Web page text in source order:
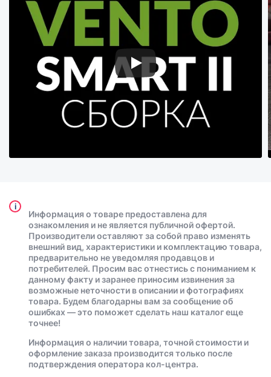
i
Информация о товаре предоставлена для
ознакомления и не является публичной офертой.
Производители оставляют за собой право изменять
внешний вид, характеристики и комплектацию товара,
предварительно не уведомляя продавцов и
потребителей. Просим вас отнестись с пониманием к
данному факту и заранее приносим извинения за
возможные неточности в описании и фотографиях
товара. Будем благодарны вам за сообщение об
ошибках — это поможет сделать наш каталог еще
точнее!
Информация о наличии товара, точной стоимости и
оформление заказа производится только после
подтверждения оператора кол-центра.